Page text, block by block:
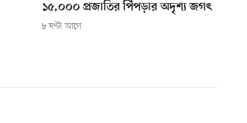
১৫,০০০ প্রজাতির পিঁপড়ার অদৃশ্য জগৎ
৮ ঘণ্টা আগে